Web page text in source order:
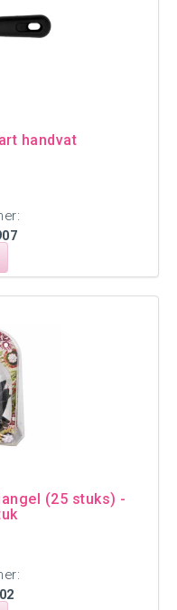
handvat
(25 stuks) -